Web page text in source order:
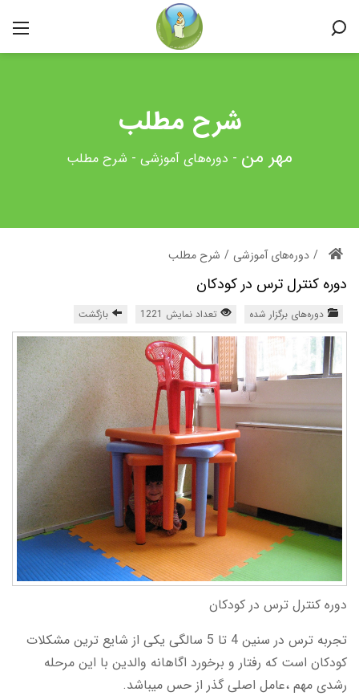
شرح مطلب
- دوره‌های آموزشی - شرح مطلب
/ دوره‌های آموزشی / شرح مطلب
دوره کنترل ترس در کودکان
دوره‌های برگزار شده تعداد نمایش 1221 بازگشت
دوره کنترل ترس در کودکان
تجربه ترس در سنین 4 تا 5 سالگی یکی از شایع ترین مشکلات
کودکان است که رفتار و برخورد اگاهانه والدین با این مرحله
رشدی مهم ،عامل اصلی گذر از حس میباشد.